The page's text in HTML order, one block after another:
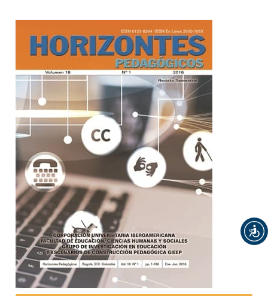
Barra lateral del artículo